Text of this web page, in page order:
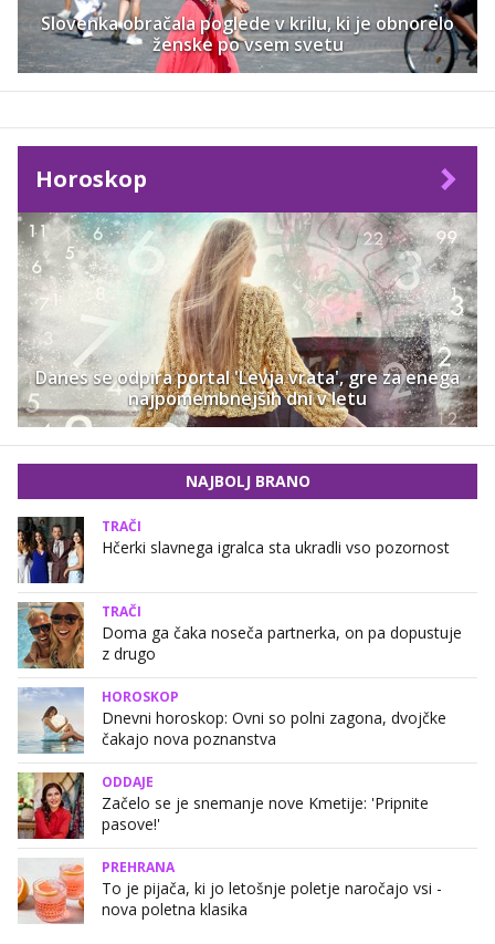
Slovenka obračala poglede v krilu, ki je obnorelo
ženske po vsem svetu
Horoskop
Danes se odpira portal 'Levja vrata', gre za enega
najpomembnejših dni v letu
NAJBOLJ BRANO
TRAČI
Hčerki slavnega igralca sta ukradli vso pozornost
TRAČI
Doma ga čaka noseča partnerka, on pa dopustuje
z drugo
HOROSKOP
Dnevni horoskop: Ovni so polni zagona, dvojčke
čakajo nova poznanstva
ODDAJE
Začelo se je snemanje nove Kmetije: 'Pripnite
pasove!'
PREHRANA
To je pijača, ki jo letošnje poletje naročajo vsi -
nova poletna klasika